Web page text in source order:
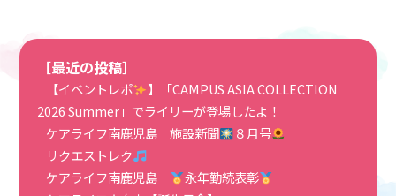
［最近の投稿］
【イベントレポ
】「CAMPUS ASIA COLLECTION
2026 Summer」でライリーが登場したよ！
ケアライフ南鹿児島 施設新聞
８月号
リクエストレク
ケアライフ南鹿児島
永年勤続表彰